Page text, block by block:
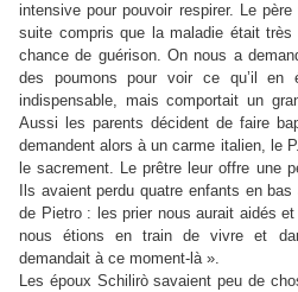
intensive pour pouvoir respirer. Le
suite compris que la maladie était très
chance de guérison. On nous a
des poumons pour voir ce qu’il en
indispensable, mais comportait un
Aussi les parents décident de faire
demandent alors à un carme italien, le
le sacrement. Le prêtre leur offre une
Ils avaient perdu quatre enfants en
de Pietro : les prier nous aurait aidés
nous étions en train de vivre et
demandait à ce moment-là ».
Les époux Schilirò savaient peu de